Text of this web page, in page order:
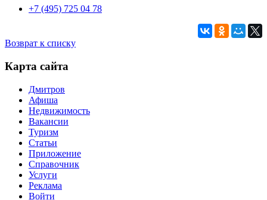
+7 (495) 725 04 78
Возврат к списку
Карта сайта
Дмитров
Афиша
Недвижимость
Вакансии
Туризм
Статьи
Приложение
Справочник
Услуги
Реклама
Войти